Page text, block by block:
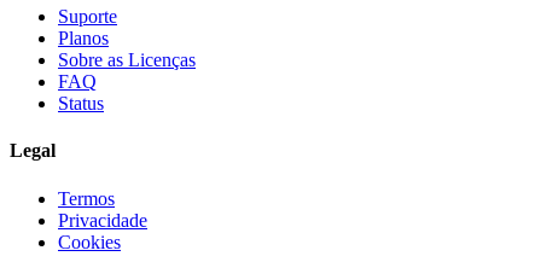
Suporte
Planos
Sobre as Licenças
FAQ
Status
Legal
Termos
Privacidade
Cookies